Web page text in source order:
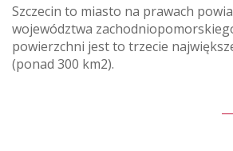
Szczecin to miasto na prawach
województwa
powierzchni jest to trzecie
(ponad 300 km2).